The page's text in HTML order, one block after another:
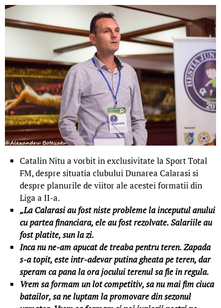
Catalin Nitu a vorbit in exclusivitate la Sport Total
FM, despre situatia clubului Dunarea Calarasi si
despre planurile de viitor ale acestei formatii din
Liga a II-a.
„La Calarasi au fost niste probleme la inceputul anului
cu partea financiara, ele au fost rezolvate. Salariile au
fost platite, sun la zi.
Inca nu ne-am apucat de treaba pentru teren. Zapada
s-a topit, este intr-adevar putina gheata pe teren, dar
speram ca pana la ora jocului terenul sa fie in regula.
Vrem sa formam un lot competitiv, sa nu mai fim ciuca
batailor, sa ne luptam la promovare din sezonul